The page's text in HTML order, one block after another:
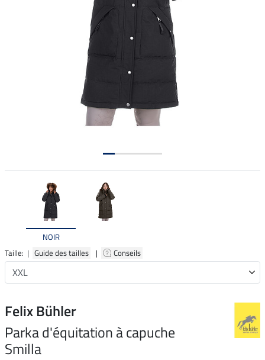
NOIR
Taille: | Guide des tailles | Conseils
Felix Bühler
Parka d'équitation à capuche
Smilla